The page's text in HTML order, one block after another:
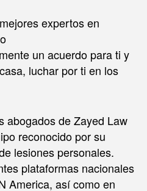
expertos en
un acuerdo para ti y
luchar por ti en los
abogados de Zayed Law
reconocido por su
lesiones personales.
plataformas nacionales
America, así como en